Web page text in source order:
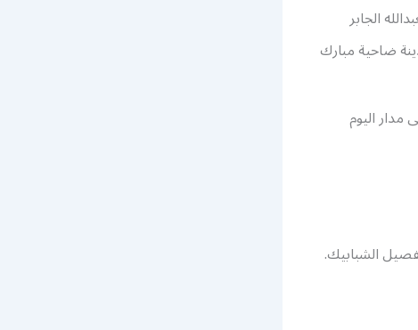
الجابر
ضاحية مبارك
مدار اليوم
الشبابيك.